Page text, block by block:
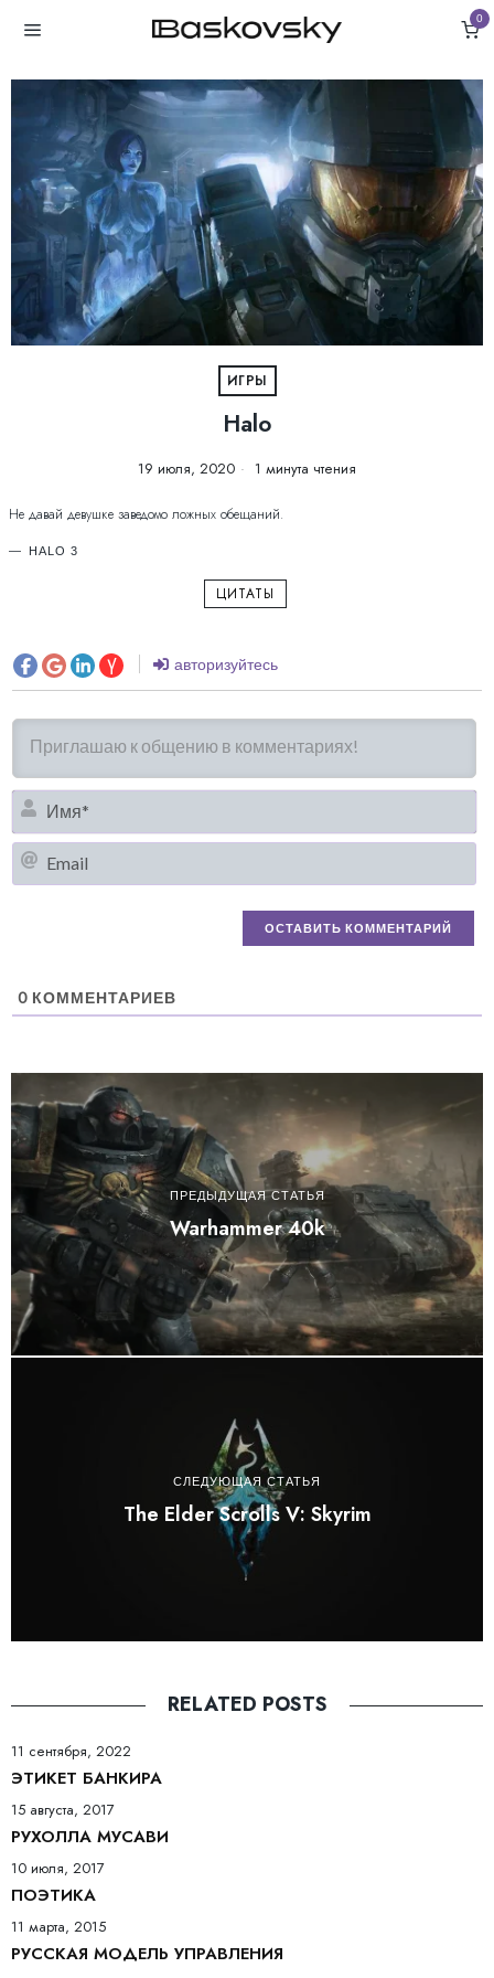
0
ИГРЫ
Halo
19 июля, 2020 1 минута чтения
Не давай девушке заведомо ложных обещаний.
HALO 3
ЦИТАТЫ
авторизуйтесь
0 КОММЕНТАРИЕВ
ПРЕДЫДУЩАЯ СТАТЬЯ
Warhammer 40k
СЛЕДУЮЩАЯ СТАТЬЯ
The Elder Scrolls V: Skyrim
RELATED POSTS
11 сентября, 2022
ЭТИКЕТ БАНКИРА
15 августа, 2017
РУХОЛЛА МУСАВИ
10 июля, 2017
ПОЭТИКА
11 марта, 2015
РУССКАЯ МОДЕЛЬ УПРАВЛЕНИЯ